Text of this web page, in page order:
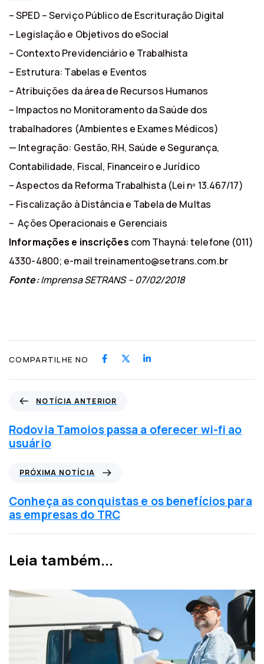
– SPED – Serviço Público de Escrituração Digital
– Legislação e Objetivos do eSocial
– Contexto Previdenciário e Trabalhista
– Estrutura: Tabelas e Eventos
– Atribuições da área de Recursos Humanos
– Impactos no Monitoramento da Saúde dos
trabalhadores (Ambientes e Exames Médicos)
— Integração: Gestão, RH, Saúde e Segurança,
Contabilidade, Fiscal, Financeiro e Jurídico
– Aspectos da Reforma Trabalhista (Lei nº 13.467/17)
– Fiscalização à Distância e Tabela de Multas
– Ações Operacionais e Gerenciais
Informações e inscrições com Thayná: telefone (011)
4330-4800; e-mail treinamento@setrans.com.br
Fonte:Imprensa SETRANS – 07/02/2018
COMPARTILHE NO
t
í
c
n
t
e
i
r
NOTÍCIA ANTERIOR
Rodovia Tamoios passa a oferecer wi-fi ao
usuário
ó
x
i
m
n
t
i
PRÓXIMA NOTÍCIA
Conheça as conquistas e os benefícios para
as empresas do TRC
Leia também...